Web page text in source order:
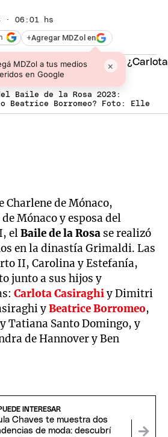
· 06:01 hs
+Agregar MDZol en
MDZol a tus medios
en Google
×
Baile de la Rosa 2023:
Beatrice Borromeo? Foto: Elle
Charlene de Mónaco,
Mónaco y esposa del
elBailedelaRosa se realizó
en la dinastía Grimaldi. Las
II, Carolina y Estefanía,
junto a sus hijos y
CarlotaCasiraghiy Dimitri
yBeatriceBorromeo,
Tatiana Santo Domingo, y
de Hannover y Ben
INTERESAR
Chaves te muestra dos
de moda: descubrí